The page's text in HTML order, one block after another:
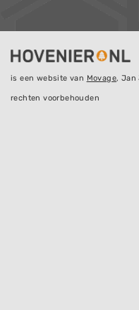
is een website van Movage, Jan
rechten voorbehouden